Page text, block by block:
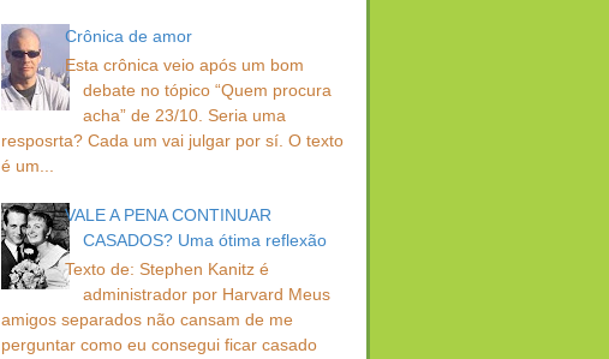
Crônica de amor
Esta crônica veio após um bom
debate no tópico “Quem procura
acha” de 23/10. Seria uma
resposrta? Cada um vai julgar por sí. O texto
é um...
VALE A PENA CONTINUAR
CASADOS? Uma ótima reflexão
Texto de: Stephen Kanitz é
administrador por Harvard Meus
amigos separados não cansam de me
perguntar como eu consegui ficar casado